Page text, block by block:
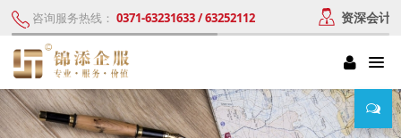
咨询服务热线： 0371-63231633 / 63252112 资深会计